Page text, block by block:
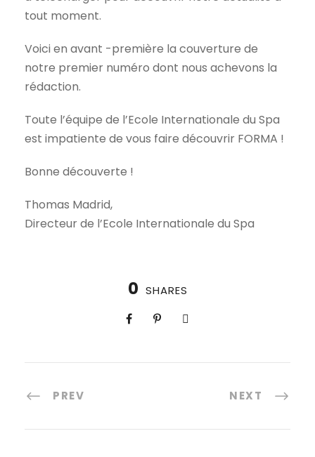
tout moment.
Voici en avant -première la couverture de
notre premier numéro dont nous achevons la
rédaction.
Toute l’équipe de l’Ecole Internationale du Spa
est impatiente de vous faire découvrir FORMA !
Bonne découverte !
Thomas Madrid,
Directeur de l’Ecole Internationale du Spa
0 SHARES
PREV NEXT